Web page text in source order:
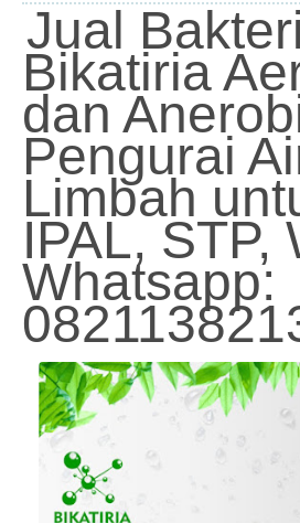
Jual Bakteri
Bikatiria
dan
Pengurai
Limbah
IPAL, STP,
Whatsapp: